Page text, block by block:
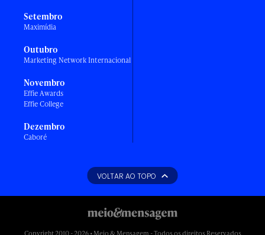
Setembro
Maximídia
Outubro
Marketing Network Internacional
Novembro
Effie Awards
Effie College
Dezembro
Caboré
VOLTAR AO TOPO
Copyright 2010 - 2026 • Meio & Mensagem - Todos os direitos Reservados